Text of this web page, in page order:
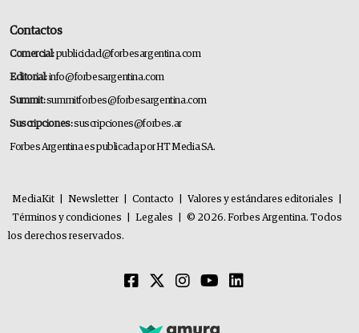
Contactos
Comercial:publicidad@forbesargentina.com
Editorial:info@forbesargentina.com
Summit:summitforbes@forbesargentina.com
Suscripciones:suscripciones@forbes.ar
Forbes Argentina es publicada por HT Media SA.
MediaKit Newsletter Contacto Valores y estándares editoriales
Términos y condiciones
Legales
© 2026. Forbes Argentina. Todos
los derechos reservados.